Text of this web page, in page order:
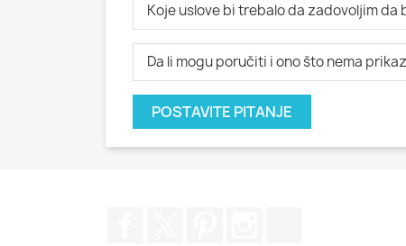
Koje uslove bi trebalo da zadovoljim
Da li mogu poručiti i ono što nema
POSTAVITE PITANJE